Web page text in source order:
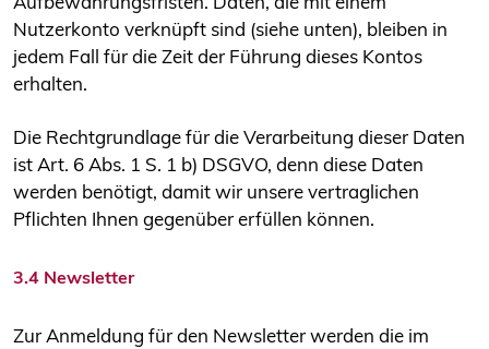
Nutzerkonto verknüpft sind (siehe unten), bleiben in
jedem Fall für die Zeit der Führung dieses Kontos
erhalten.
Die Rechtgrundlage für die Verarbeitung dieser Daten
ist Art. 6 Abs. 1 S. 1 b) DSGVO, denn diese Daten
werden benötigt, damit wir unsere vertraglichen
Pflichten Ihnen gegenüber erfüllen können.
3.4 Newsletter
Zur Anmeldung für den Newsletter werden die im